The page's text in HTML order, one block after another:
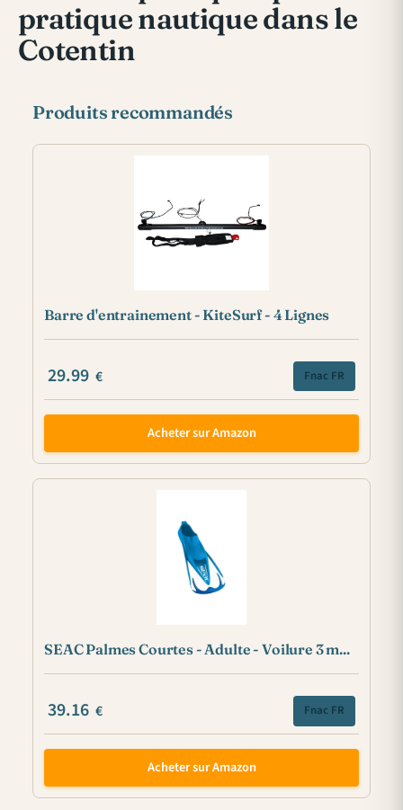
pratique nautique dans le
Cotentin
Produits recommandés
Barre d'entrainement - KiteSurf - 4 Lignes
29.99 € Fnac FR
Acheter sur Amazon
SEAC Palmes Courtes - Adulte - Voilure 3 m...
39.16 € Fnac FR
Acheter sur Amazon